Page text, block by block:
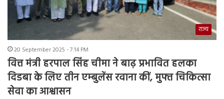
राज्य
20 September 2025 - 7:14 PM
वित्त मंत्री हरपाल सिंह चीमा ने बाढ़ प्रभावित हलका
दिडबा के लिए तीन एम्बुलेंस रवाना कीं, मुफ्त चिकित्सा
सेवा का आश्वासन